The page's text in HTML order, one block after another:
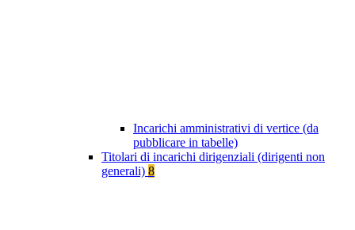
Incarichi amministrativi di vertice (da
pubblicare in tabelle)
Titolari di incarichi dirigenziali (dirigenti non
generali) 8